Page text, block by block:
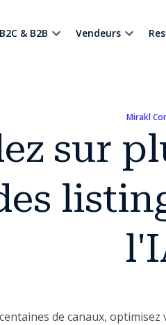
B2C & B2B Vendeurs
Mirakl
sur
de canaux,